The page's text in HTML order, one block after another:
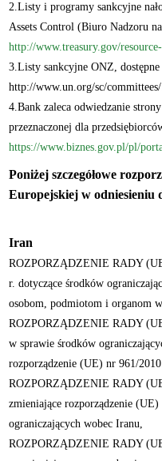
2.Listy i programy sankcyjne
Assets Control (Biuro Nadzoru
http://www.treasury.gov/
3.Listy sankcyjne ONZ, dostępne
http://www.un.org/sc/
4.Bank zaleca odwiedzanie
przeznaczonej dla
https://www.biznes.gov.pl/pl/
Poniżej szczegółowe
Europejskiej w odniesieniu
Iran
ROZPORZĄDZENIE RADY
r. dotyczące środków
osobom, podmiotom i organom
ROZPORZĄDZENIE RADY
w sprawie środków
rozporządzenie (UE) nr 961/
ROZPORZĄDZENIE RADY
zmieniające rozporządzenie
ograniczających wobec Iranu,
ROZPORZĄDZENIE RADY